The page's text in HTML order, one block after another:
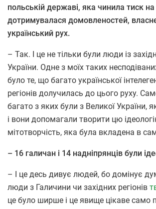
польській державі, яка чинила тиск
дотримувалася домовленостей, власне
український рух.
– Так. І це не тільки були люди із
України. Одне з моїх таких
було те, що багато української
регіонів долучилась до цього руху.
багато з яких були з Великої України,
і вони допомагали творити цю
мітотворчість, яка була вкладена в
– 16 галичан і 14 надніпрянців були
– І це десь дивує людей, бо домінує
люди з Галичини чи західних регіонів
це було ширше і це явище цікаве само